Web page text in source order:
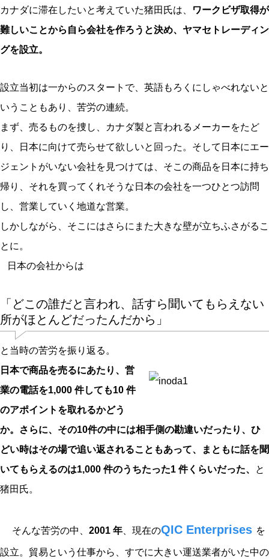
カナダに滞在したいと考えていた猪田氏は、
ワークビザ取得が
難しいことから自ら会社を作ろうと決め、ヤマセトレーディン
グを設立。
設立当初は一からのスタートで、英語もろくにしゃべれないと
いうこともあり、苦労の連続。
まず、売るものを捜し、カナダ製と言われるメーカーをたど
り、日本に向けて売らせて欲しいと回った。そして日本にエー
ジェントがいない会社を見つけては、そこの商品を日本に持ち
帰り、それを買ってくれそうな日本の会社を一つひとつ訪問
し、営業していく地道な営業。
しかしながら、そこにはさらにまた大きな壁が立ちふさがるこ
とに。
日本の会社からは
「どこの誰だと言われ、話すら聞いてもらえない
所がほとんどだったんだから」
と当時の苦労を振り返る。
日本で商品を売るにあたり、営
業の電話を1,000 件しても10 件
のアポイントを取れるかどう
か。さらに、その10件の中には相手側の勘違いだったり、ひ
どい時はその場で追い返されることもあって、まともに話を聞
いてもらえるのは1,000 件のうちたった1 件くらいだった、
と
猪田氏。
そんな苦労の中、 2001 年 、現在のQIC Enterprises を
設立。貿易という仕事から、すでに大きい運送業者がいた中の